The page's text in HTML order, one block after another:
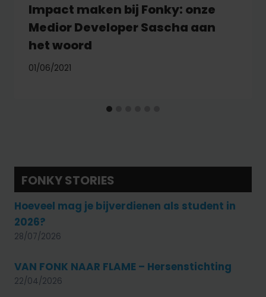
Impact maken bij Fonky: onze
Medior Developer Sascha aan
het woord
01/06/2021
FONKY STORIES
Hoeveel mag je bijverdienen als student in
2026?
28/07/2026
VAN FONK NAAR FLAME – Hersenstichting
22/04/2026